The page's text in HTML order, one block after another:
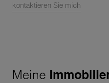
kontaktieren Sie mich
Meine